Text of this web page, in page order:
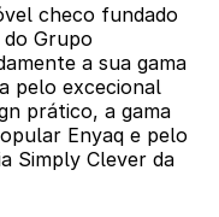
checo fundado
Grupo
a sua gama
pelo excecional
prático, a gama
Enyaq e pelo
Simply Clever da